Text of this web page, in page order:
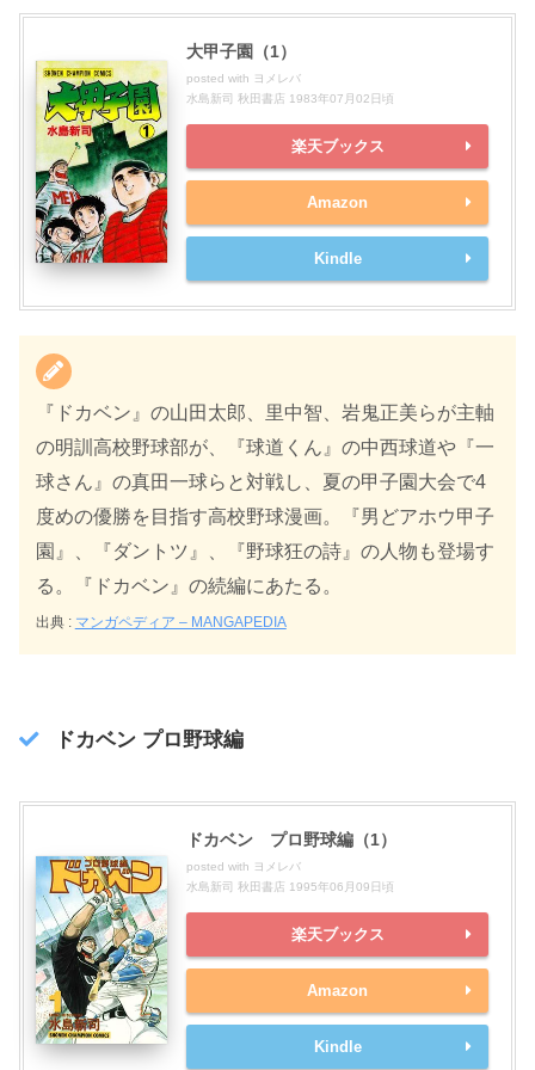
大甲子園（1）
posted with ヨメレバ
水島新司 秋田書店 1983年07月02日頃
楽天ブックス
Amazon
Kindle
『ドカベン』の山田太郎、里中智、岩鬼正美らが主軸
の明訓高校野球部が、『球道くん』の中西球道や『一
球さん』の真田一球らと対戦し、夏の甲子園大会で4
度めの優勝を目指す高校野球漫画。『男どアホウ甲子
園』、『ダントツ』、『野球狂の詩』の人物も登場す
る。『ドカベン』の続編にあたる。
出典 : マンガペディア – MANGAPEDIA
ドカベン プロ野球編
ドカベン プロ野球編（1）
posted with ヨメレバ
水島新司 秋田書店 1995年06月09日頃
楽天ブックス
Amazon
Kindle